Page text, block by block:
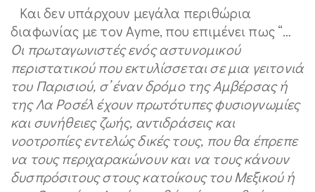
Και δεν υπάρχουν μεγάλα περιθώρια
διαφωνίας με τον Ayme, που επιμένει πως “…
Οι πρωταγωνιστές ενός αστυνομικού
περιστατικού που εκτυλίσσεται σε μια γειτονιά
του Παρισιού, σ’ έναν δρόμο της Αμβέρσας ή
της Λα Ροσέλ έχουν πρωτότυπες φυσιογνωμίες
και συνήθειες ζωής, αντιδράσεις και
νοοτροπίες εντελώς δικές τους, που θα έπρεπε
να τους περιχαρακώνουν και να τους κάνουν
δυσπρόσιτους στους κατοίκους του Μεξικού ή